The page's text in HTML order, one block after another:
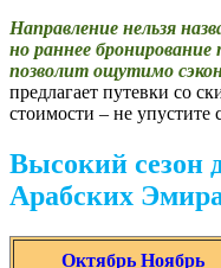
Направление нельзя
но раннее
позволит ощутимо
предлагает путевки со
стоимости – не упустите
Высокий сезон
Арабских
Октябрь Ноябрь